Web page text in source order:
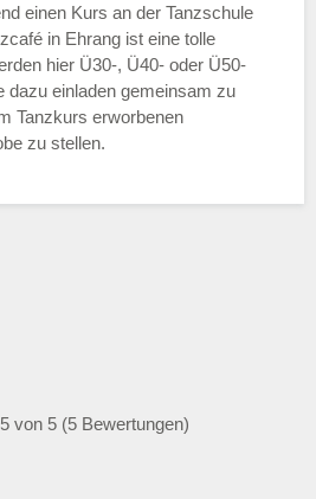
einen Kurs an der Tanzschule
in Ehrang ist eine tolle
hier Ü30-, Ü40- oder Ü50-
dazu einladen gemeinsam zu
Tanzkurs erworbenen
zu stellen.
von 5 (5 Bewertungen)